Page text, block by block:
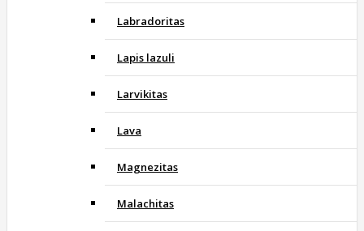
Labradoritas
Lapis lazuli
Larvikitas
Lava
Magnezitas
Malachitas